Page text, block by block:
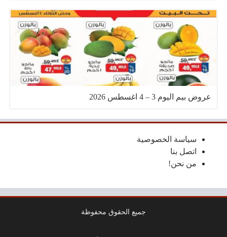
عروض بيم اليوم 3 – 4 اغسطس 2026
سياسة الخصوصية
اتصل بنا
من نحن!
جميع الحقوق محفوظة